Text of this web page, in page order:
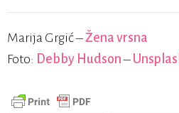
Marija Grgić –Žena vrsna
Foto: Debby Hudson–